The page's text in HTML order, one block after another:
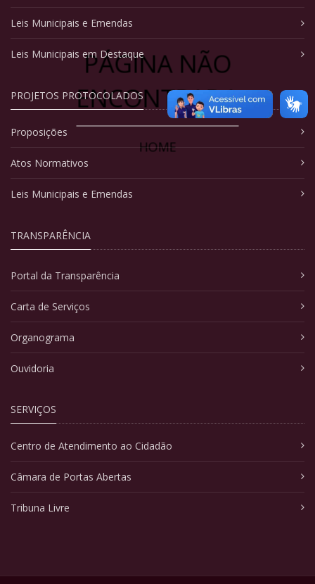
PÁGINA NÃO
ENCONTRADA
HOME
Leis Municipais e Emendas
Leis Municipais em Destaque
PROJETOS PROTOCOLADOS
Proposições
Atos Normativos
Leis Municipais e Emendas
TRANSPARÊNCIA
Portal da Transparência
Carta de Serviços
Organograma
Ouvidoria
SERVIÇOS
Centro de Atendimento ao Cidadão
Câmara de Portas Abertas
Tribuna Livre